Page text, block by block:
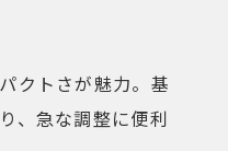
クトさが魅力。基
、急な調整に便利